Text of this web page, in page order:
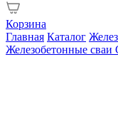
Корзина
Главная Каталог
Железобетонные